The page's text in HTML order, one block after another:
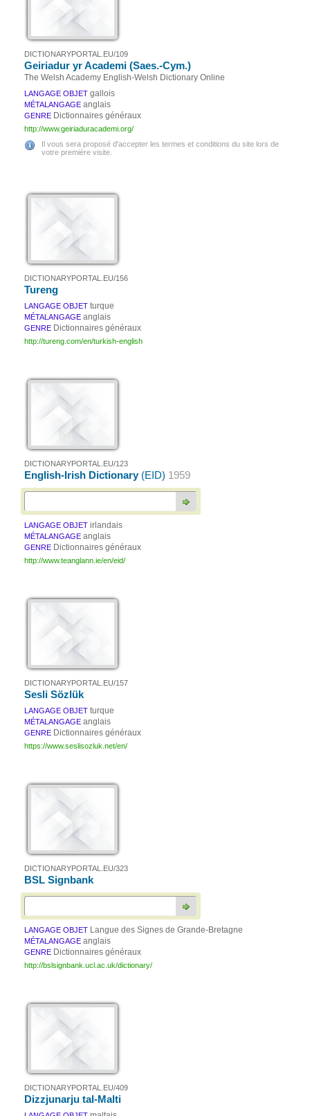
DICTIONARYPORTAL.EU/109
Geiriadur yr Academi (Saes.-Cym.)
The Welsh Academy English-Welsh Dictionary Online
LANGAGE OBJET gallois
MÉTALANGAGE anglais
GENRE Dictionnaires généraux
http://www.geiriaduracademi.org/
Il vous sera proposé d'accepter les termes et conditions du site lors de
votre première visite.
DICTIONARYPORTAL.EU/156
Tureng
LANGAGE OBJET turque
MÉTALANGAGE anglais
GENRE Dictionnaires généraux
http://tureng.com/en/turkish-english
DICTIONARYPORTAL.EU/123
English-Irish Dictionary (EID) 1959
LANGAGE OBJET irlandais
MÉTALANGAGE anglais
GENRE Dictionnaires généraux
http://www.teanglann.ie/en/eid/
DICTIONARYPORTAL.EU/157
Sesli Sözlük
LANGAGE OBJET turque
MÉTALANGAGE anglais
GENRE Dictionnaires généraux
https://www.seslisozluk.net/en/
DICTIONARYPORTAL.EU/323
BSL Signbank
LANGAGE OBJET Langue des Signes de Grande-Bretagne
MÉTALANGAGE anglais
GENRE Dictionnaires généraux
http://bslsignbank.ucl.ac.uk/dictionary/
DICTIONARYPORTAL.EU/409
Dizzjunarju tal-Malti